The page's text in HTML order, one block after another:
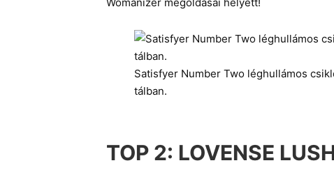
Satisfyer Number Two léghullámos
tálban.
TOP 2: LOVENSE